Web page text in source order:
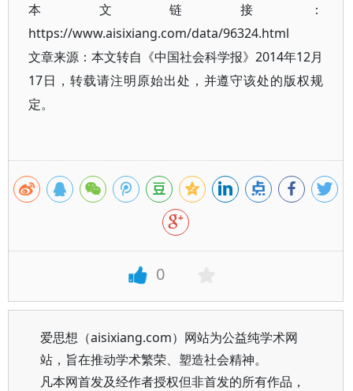
本文链接：
https://www.aisixiang.com/data/96324.html
文章来源：本文转自《中国社会科学报》2014年12月
17日，转载请注明原始出处，并遵守该处的版权规
定。
0
爱思想（aisixiang.com）网站为公益纯学术网
站，旨在推动学术繁荣、塑造社会精神。
凡本网首发及经作者授权但非首发的所有作品，